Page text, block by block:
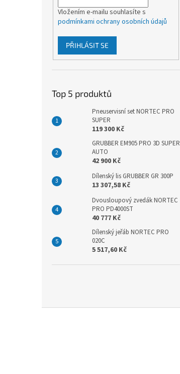
Vložením e-mailu souhlasíte s
podmínkami ochrany osobních údajů
PŘIHLÁSIT SE
Top 5 produktů
Pneuservisní set NORTEC PRO
SUPER
119 300 Kč
GRUBBER EM905 PRO 3D SUPER
AUTO
42 900 Kč
Dílenský lis GRUBBER GR 300P
13 307,58 Kč
Dvousloupový zvedák NORTEC
PRO PD4000ST
40 777 Kč
Dílenský jeřáb NORTEC PRO
020C
5 517,60 Kč